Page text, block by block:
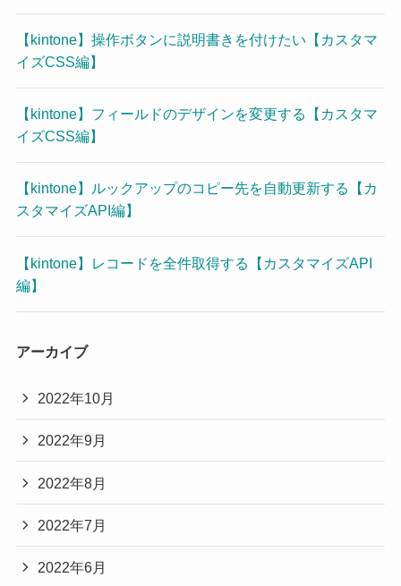
【kintone】操作ボタンに説明書きを付けたい【カスタマ
イズCSS編】
【kintone】フィールドのデザインを変更する【カスタマ
イズCSS編】
【kintone】ルックアップのコピー先を自動更新する【カ
スタマイズAPI編】
【kintone】レコードを全件取得する【カスタマイズAPI
編】
アーカイブ
2022年10月
2022年9月
2022年8月
2022年7月
2022年6月